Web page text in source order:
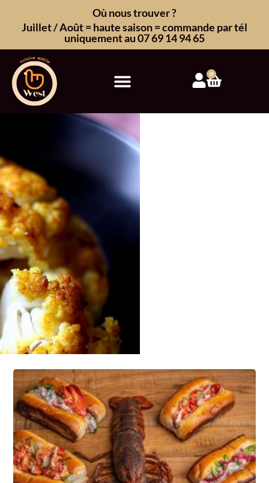
Où nous trouver ?
Juillet / Août = haute saison = commande par tél
uniquement au 07 69 14 94 65
0